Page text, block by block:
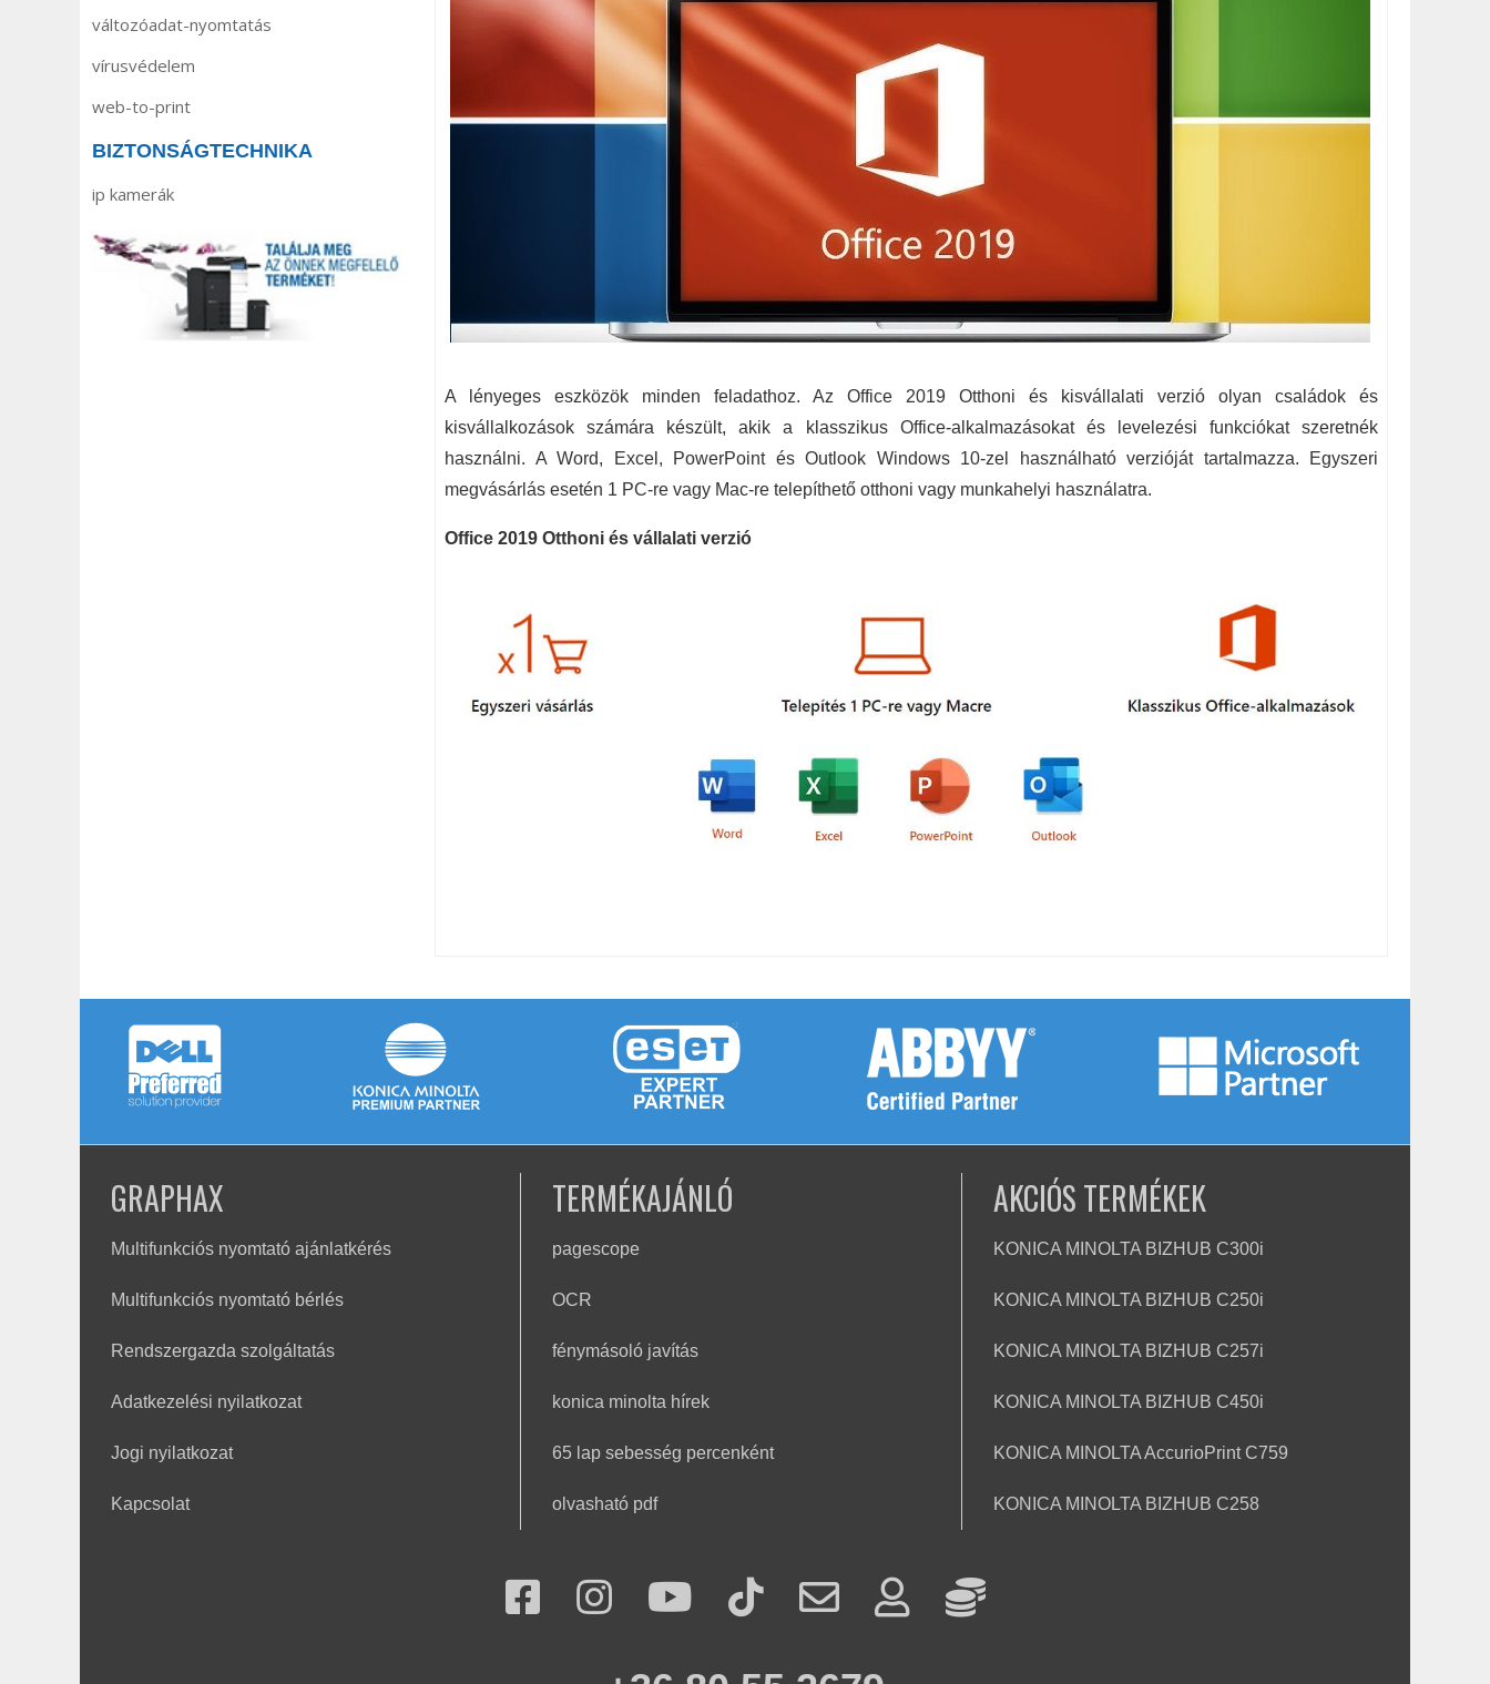
változóadat-nyomtatás
vírusvédelem
web-to-print
BIZTONSÁGTECHNIKA
ip kamerák
A lényeges eszközök minden feladathoz. Az Office 2019 Otthoni és kisvállalati verzió olyan családok és
kisvállalkozások számára készült, akik a klasszikus Office-alkalmazásokat és levelezési funkciókat szeretnék
használni. A Word, Excel, PowerPoint és Outlook Windows 10-zel használható verzióját tartalmazza. Egyszeri
megvásárlás esetén 1 PC-re vagy Mac-re telepíthető otthoni vagy munkahelyi használatra.
Office 2019 Otthoni és vállalati verzió
GRAPHAX
Multifunkciós nyomtató ajánlatkérés
Multifunkciós nyomtató bérlés
Rendszergazda szolgáltatás
Adatkezelési nyilatkozat
Jogi nyilatkozat
Kapcsolat
TERMÉKAJÁNLÓ
pagescope
OCR
fénymásoló javítás
konica minolta hírek
65 lap sebesség percenként
olvasható pdf
AKCIÓS TERMÉKEK
KONICA MINOLTA BIZHUB C300i
KONICA MINOLTA BIZHUB C250i
KONICA MINOLTA BIZHUB C257i
KONICA MINOLTA BIZHUB C450i
KONICA MINOLTA AccurioPrint C759
KONICA MINOLTA BIZHUB C258